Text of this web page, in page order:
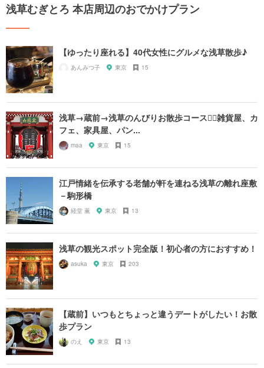
浅草むぎとろ 本店周辺のおでかけプラン
【ゆったり座れる】40代女性にグルメな浅草散歩♪
あんみつ子 東京 15
浅草→蔵前→浅草のんびりお散歩コース🚶‍♂️雑貨屋、カ
フェ、家具屋、パン...
maa 東京 15
江戸情緒を伝承する老舗が軒を連ねる浅草の離れ座敷
－駒形橋
経堂 薫 東京 13
浅草の観光スポット完全版！初心者の方におすすめ！
asuka 東京 203
【蔵前】いつもとちょっと違うデートがしたい！お散
歩プラン
のえ 東京 13